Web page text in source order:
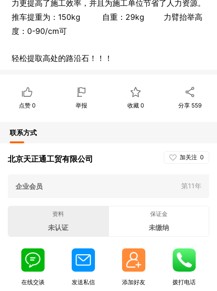
力更提高了施工效率，并且为施工单位节省了人力资源。
推车提重为：150kg 自重：29kg 力臂抬举高
度：0-90/cm可
轻松提取高处的路沿石！！！
点赞 0 举报 收藏 0 分享 559
联系方式
加关注 0
北京天正通工贸有限公司
企业会员 第11年
资料
未认证
保证金
未缴纳
在线交谈 发送私信 添加好友 拨打电话